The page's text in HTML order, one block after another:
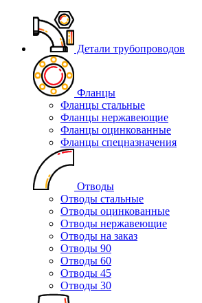
Детали трубопроводов
Фланцы
Фланцы стальные
Фланцы нержавеющие
Фланцы оцинкованные
Фланцы спецназначения
Отводы
Отводы стальные
Отводы оцинкованные
Отводы нержавеющие
Отводы на заказ
Отводы 90
Отводы 60
Отводы 45
Отводы 30